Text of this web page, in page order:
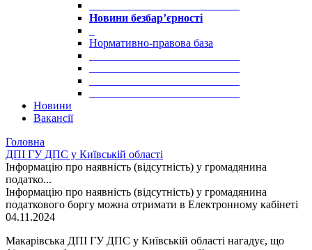
Новини безбар’єрності
Нормативно-правова база
Новини
Вакансії
Головна
ДПІ ГУ ДПС у Київській області
Інформацію про наявність (відсутність) у громадянина
податко...
Інформацію про наявність (відсутність) у громадянина
податкового боргу можна отримати в Електронному кабінеті
04.11.2024
Макарівська ДПІ ГУ ДПС у Київській області нагадує, що